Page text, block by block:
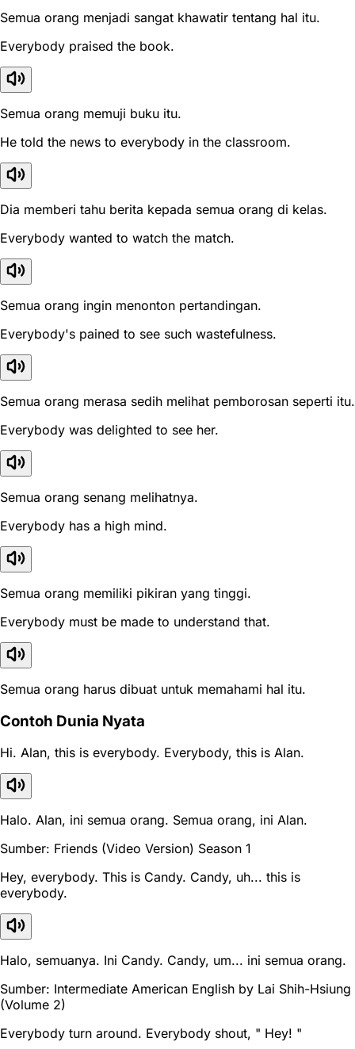
Semua orang menjadi sangat khawatir tentang hal itu.
Everybody praised the book.
Semua orang memuji buku itu.
He told the news to everybody in the classroom.
Dia memberi tahu berita kepada semua orang di kelas.
Everybody wanted to watch the match.
Semua orang ingin menonton pertandingan.
Everybody's pained to see such wastefulness.
Semua orang merasa sedih melihat pemborosan seperti itu.
Everybody was delighted to see her.
Semua orang senang melihatnya.
Everybody has a high mind.
Semua orang memiliki pikiran yang tinggi.
Everybody must be made to understand that.
Semua orang harus dibuat untuk memahami hal itu.
Contoh Dunia Nyata
Hi. Alan, this is everybody. Everybody, this is Alan.
Halo. Alan, ini semua orang. Semua orang, ini Alan.
Sumber: Friends (Video Version) Season 1
Hey, everybody. This is Candy. Candy, uh... this is
everybody.
Halo, semuanya. Ini Candy. Candy, um... ini semua orang.
Sumber: Intermediate American English by Lai Shih-Hsiung
(Volume 2)
Everybody turn around. Everybody shout, " Hey! "